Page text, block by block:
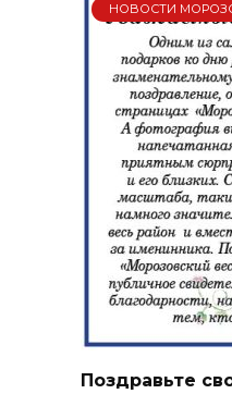
НОВОСТИ
Поздравьте